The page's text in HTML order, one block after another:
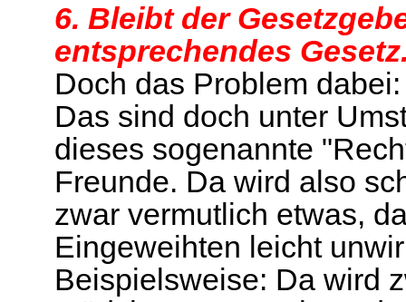
6. Bleibt der
entsprechendes
Doch das Problem
Das sind doch unter
dieses sogenannte
Freunde. Da wird also
zwar vermutlich etwas,
Eingeweihten leicht
Beispielsweise: Da wird